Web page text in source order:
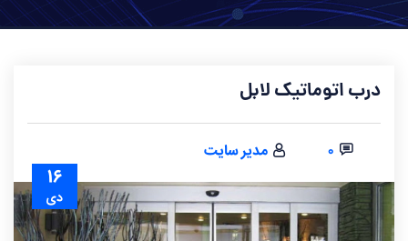
درب اتوماتیک لابل
۰ مدیر سایت
۱۶
دی